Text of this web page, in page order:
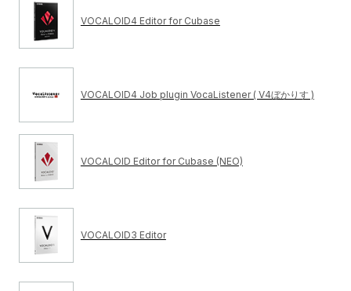
VOCALOID4 Editor for Cubase
VOCALOID4 Job plugin VocaListener ( V4ぼかりす )
VOCALOID Editor for Cubase (NEO)
VOCALOID3 Editor